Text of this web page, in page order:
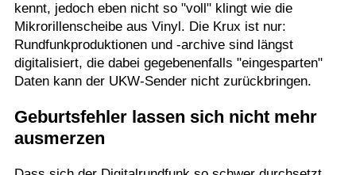
kennt, jedoch eben nicht so "voll" klingt wie die
Mikrorillenscheibe aus Vinyl. Die Krux ist nur:
Rundfunkproduktionen und -archive sind längst
digitalisiert, die dabei gegebenenfalls "eingesparten"
Daten kann der UKW-Sender nicht zurückbringen.
Geburtsfehler lassen sich nicht mehr
ausmerzen